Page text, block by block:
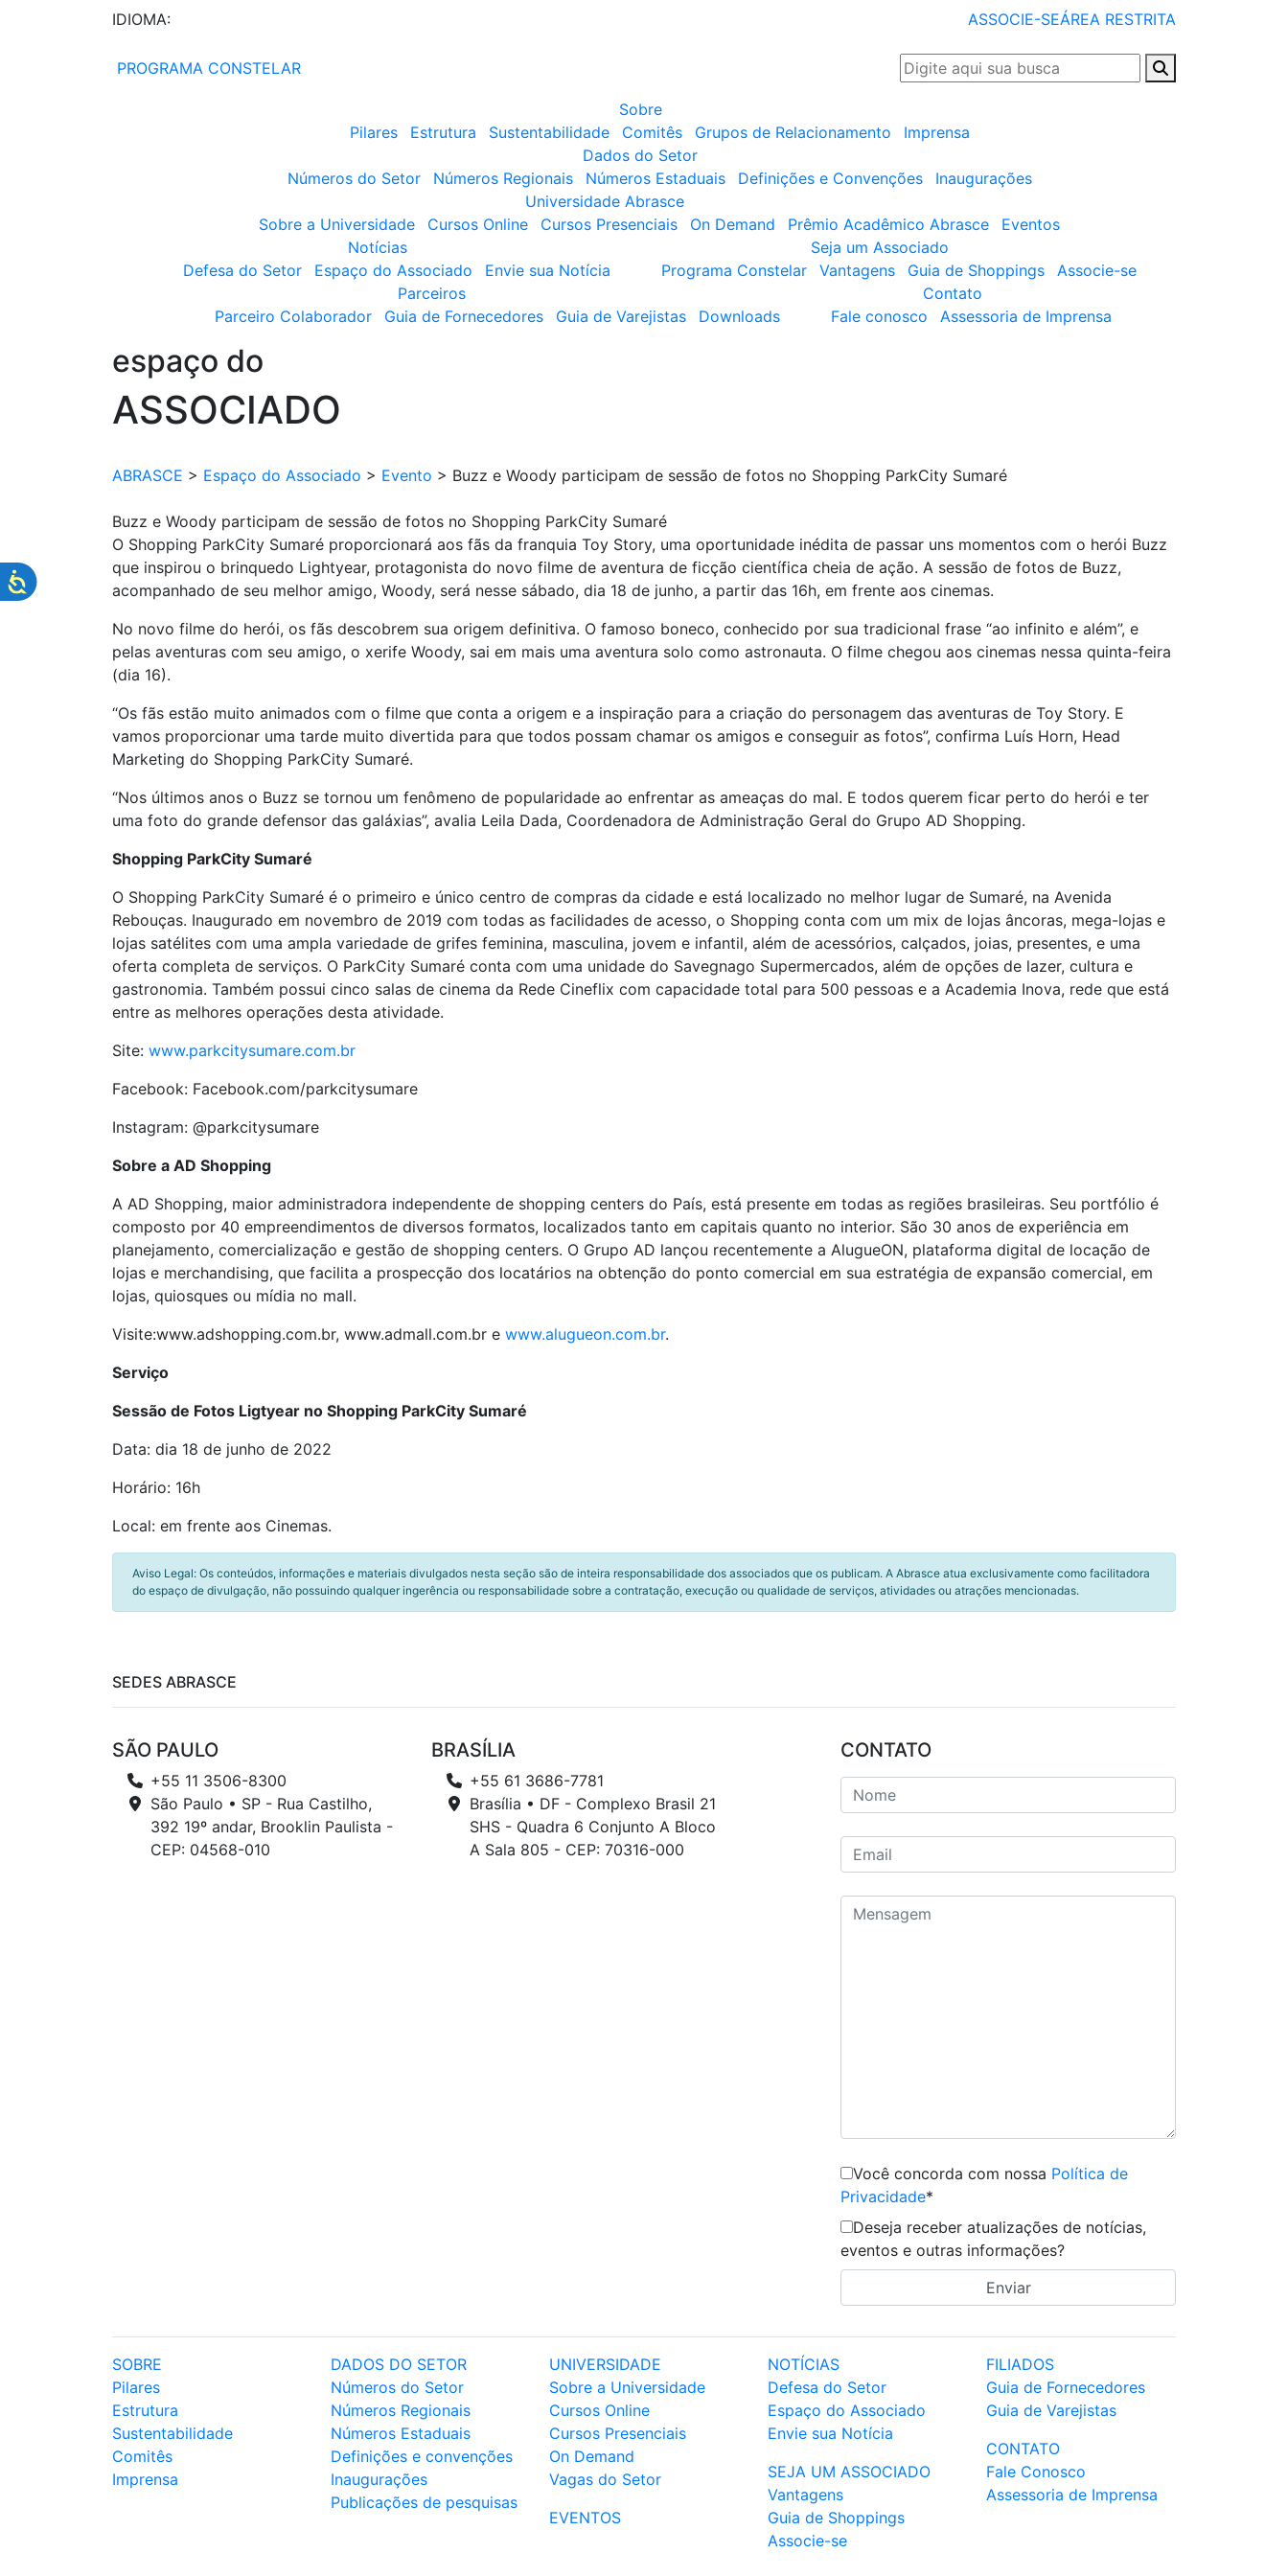
IDIOMA: ASSOCIE-SEÁREA RESTRITA
PROGRAMA CONSTELAR
Sobre
Pilares
Estrutura Sustentabilidade Comitês Grupos de Relacionamento
Imprensa
Dados do Setor
Números do Setor
Números Regionais Números Estaduais Definições e Convenções
Inaugurações
Universidade Abrasce
Sobre a Universidade
Cursos Online Cursos Presenciais On Demand Prêmio Acadêmico Abrasce
Eventos
Notícias
Defesa do Setor
Espaço do Associado Envie sua Notícia
Seja um Associado
Programa Constelar
Vantagens Guia de Shoppings
Associe-se
Parceiros
Parceiro Colaborador
Guia de Fornecedores Guia de Varejistas Downloads
Contato
Fale conosco
Assessoria de Imprensa
espaço do
ASSOCIADO
ABRASCE > Espaço do Associado > Evento > Buzz e Woody participam de sessão de fotos no Shopping ParkCity Sumaré
Buzz e Woody participam de sessão de fotos no Shopping ParkCity Sumaré
O Shopping ParkCity Sumaré proporcionará aos fãs da franquia Toy Story, uma oportunidade inédita de passar uns momentos com o herói Buzz
que inspirou o brinquedo Lightyear, protagonista do novo filme de aventura de ficção científica cheia de ação. A sessão de fotos de Buzz,
acompanhado de seu melhor amigo, Woody, será nesse sábado, dia 18 de junho, a partir das 16h, em frente aos cinemas.
No novo filme do herói, os fãs descobrem sua origem definitiva. O famoso boneco, conhecido por sua tradicional frase “ao infinito e além”, e
pelas aventuras com seu amigo, o xerife Woody, sai em mais uma aventura solo como astronauta. O filme chegou aos cinemas nessa quinta-feira
(dia 16).
“Os fãs estão muito animados com o filme que conta a origem e a inspiração para a criação do personagem das aventuras de Toy Story. E
vamos proporcionar uma tarde muito divertida para que todos possam chamar os amigos e conseguir as fotos”, confirma Luís Horn, Head
Marketing do Shopping ParkCity Sumaré.
“Nos últimos anos o Buzz se tornou um fenômeno de popularidade ao enfrentar as ameaças do mal. E todos querem ficar perto do herói e ter
uma foto do grande defensor das galáxias”, avalia Leila Dada, Coordenadora de Administração Geral do Grupo AD Shopping.
Shopping ParkCity Sumaré
O Shopping ParkCity Sumaré é o primeiro e único centro de compras da cidade e está localizado no melhor lugar de Sumaré, na Avenida
Rebouças. Inaugurado em novembro de 2019 com todas as facilidades de acesso, o Shopping conta com um mix de lojas âncoras, mega-lojas e
lojas satélites com uma ampla variedade de grifes feminina, masculina, jovem e infantil, além de acessórios, calçados, joias, presentes, e uma
oferta completa de serviços. O ParkCity Sumaré conta com uma unidade do Savegnago Supermercados, além de opções de lazer, cultura e
gastronomia. Também possui cinco salas de cinema da Rede Cineflix com capacidade total para 500 pessoas e a Academia Inova, rede que está
entre as melhores operações desta atividade.
Site: www.parkcitysumare.com.br
Facebook: Facebook.com/parkcitysumare
Instagram: @parkcitysumare
Sobre a AD Shopping
A AD Shopping, maior administradora independente de shopping centers do País, está presente em todas as regiões brasileiras. Seu portfólio é
composto por 40 empreendimentos de diversos formatos, localizados tanto em capitais quanto no interior. São 30 anos de experiência em
planejamento, comercialização e gestão de shopping centers. O Grupo AD lançou recentemente a AlugueON, plataforma digital de locação de
lojas e merchandising, que facilita a prospecção dos locatários na obtenção do ponto comercial em sua estratégia de expansão comercial, em
lojas, quiosques ou mídia no mall.
Visite:www.adshopping.com.br, www.admall.com.br e www.alugueon.com.br.
Serviço
Sessão de Fotos Ligtyear no Shopping ParkCity Sumaré
Data: dia 18 de junho de 2022
Horário: 16h
Local: em frente aos Cinemas.
Aviso Legal: Os conteúdos, informações e materiais divulgados nesta seção são de inteira responsabilidade dos associados que os publicam. A Abrasce atua exclusivamente como facilitadora
do espaço de divulgação, não possuindo qualquer ingerência ou responsabilidade sobre a contratação, execução ou qualidade de serviços, atividades ou atrações mencionadas.
SEDES ABRASCE
SÃO PAULO
+55 11 3506-8300
São Paulo • SP - Rua Castilho,
392 19º andar, Brooklin Paulista -
CEP: 04568-010
BRASÍLIA
+55 61 3686-7781
Brasília • DF - Complexo Brasil 21
SHS - Quadra 6 Conjunto A Bloco
A Sala 805 - CEP: 70316-000
CONTATO
Você concorda com nossa Política de
Privacidade*
Deseja receber atualizações de notícias,
eventos e outras informações?
SOBRE
Pilares
Estrutura
Sustentabilidade
Comitês
Imprensa
DADOS DO SETOR
Números do Setor
Números Regionais
Números Estaduais
Definições e convenções
Inaugurações
Publicações de pesquisas
UNIVERSIDADE
Sobre a Universidade
Cursos Online
Cursos Presenciais
On Demand
Vagas do Setor
EVENTOS
NOTÍCIAS
Defesa do Setor
Espaço do Associado
Envie sua Notícia
SEJA UM ASSOCIADO
Vantagens
Guia de Shoppings
Associe-se
FILIADOS
Guia de Fornecedores
Guia de Varejistas
CONTATO
Fale Conosco
Assessoria de Imprensa